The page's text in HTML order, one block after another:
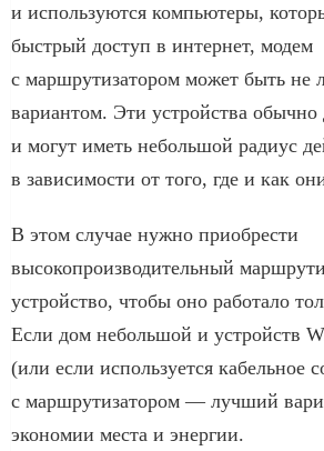
и используются компьютеры,
быстрый доступ в интернет, модем
с маршрутизатором может быть не
вариантом. Эти устройства обычно
и могут иметь небольшой радиус
в зависимости от того, где и как
В этом случае нужно приобрести
высокопроизводительный
устройство, чтобы оно работало
Если дом небольшой и устройств
(или если используется кабельное
с маршрутизатором — лучший
экономии места и энергии.